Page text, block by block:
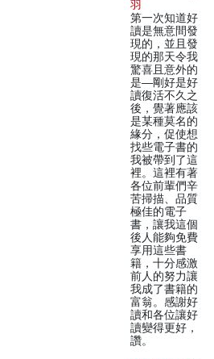
羽
第一次知道好
讀是無意間發
現的，並且發
現的那天令我
驚喜且意外的
是—剛好是好
讀復活不久之
後，覺著應該
是某種莫名的
緣分，促使想
找些電子書的
我被帶到了這
裡。這裡有著
各位前輩們辛
苦掃描、品質
極佳的電子
書，讓我這個
後人能夠免費
享用這些書
籍，十分感激
前人的努力讓
我成了書籍的
富翁。感謝好
讀和各位讓好
讀變得更好，
讚。